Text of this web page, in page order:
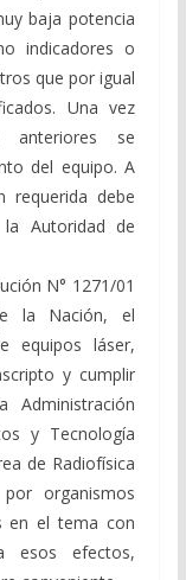
baja potencia
indicadores o
que por igual
Una vez
anteriores se
del equipo. A
requerida debe
Autoridad de
N° 1271/01
la Nación, el
equipos láser,
y cumplir
y Tecnología
de Radiofísica
organismos
en el tema con
esos efectos,